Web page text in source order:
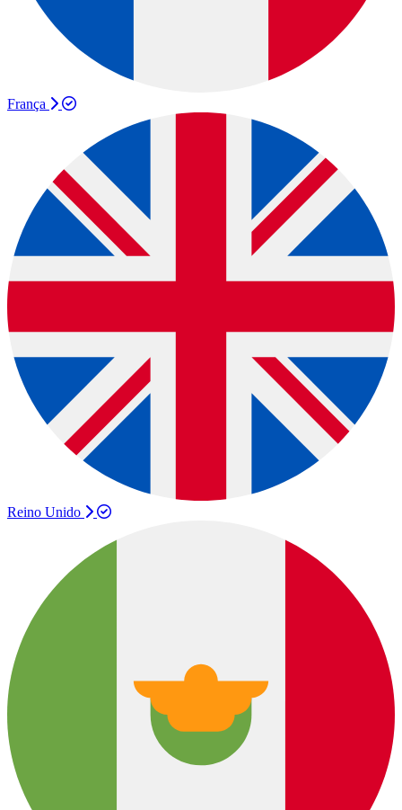
França
Reino Unido